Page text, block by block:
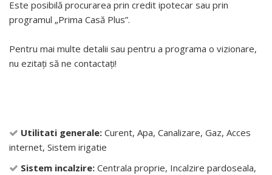
Este posibilă procurarea prin credit ipotecar sau prin
programul „Prima Casă Plus”.
Pentru mai multe detalii sau pentru a programa o vizionare,
nu ezitați să ne contactați!
Utilitati generale: Curent, Apa, Canalizare, Gaz, Acces
internet, Sistem irigatie
Sistem incalzire: Centrala proprie, Incalzire pardoseala,